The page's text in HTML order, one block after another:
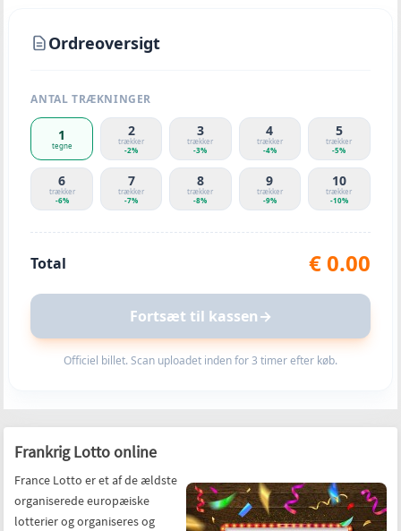
Ordreoversigt
ANTAL TRÆKNINGER
1
tegne
2
trækker
-2%
3
trækker
-3%
4
trækker
-4%
5
trækker
-5%
6
trækker
-6%
7
trækker
-7%
8
trækker
-8%
9
trækker
-9%
10
trækker
-10%
Total €0.00
Fortsæt til kassen→
Officiel billet. Scan uploadet inden for 3 timer efter køb.
Frankrig Lotto online
France Lotto er et af de ældste
organiserede europæiske
lotterier og organiseres og